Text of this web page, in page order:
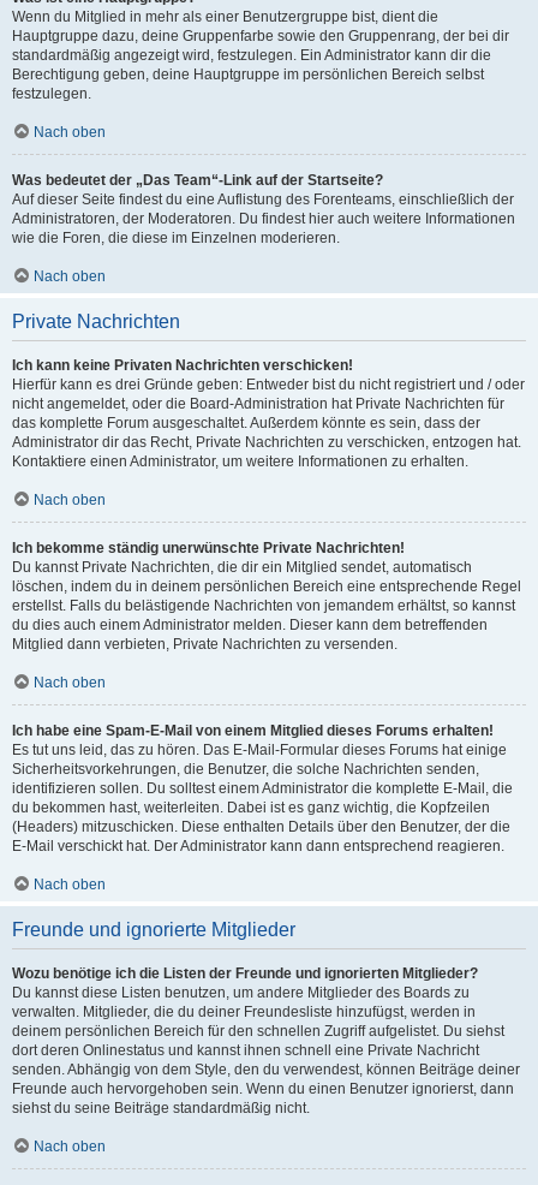
Wenn du Mitglied in mehr als einer Benutzergruppe bist, dient die
Hauptgruppe dazu, deine Gruppenfarbe sowie den Gruppenrang, der bei dir
standardmäßig angezeigt wird, festzulegen. Ein Administrator kann dir die
Berechtigung geben, deine Hauptgruppe im persönlichen Bereich selbst
festzulegen.
Nach oben
Was bedeutet der „Das Team“-Link auf der Startseite?
Auf dieser Seite findest du eine Auflistung des Forenteams, einschließlich der
Administratoren, der Moderatoren. Du findest hier auch weitere Informationen
wie die Foren, die diese im Einzelnen moderieren.
Nach oben
Private Nachrichten
Ich kann keine Privaten Nachrichten verschicken!
Hierfür kann es drei Gründe geben: Entweder bist du nicht registriert und / oder
nicht angemeldet, oder die Board-Administration hat Private Nachrichten für
das komplette Forum ausgeschaltet. Außerdem könnte es sein, dass der
Administrator dir das Recht, Private Nachrichten zu verschicken, entzogen hat.
Kontaktiere einen Administrator, um weitere Informationen zu erhalten.
Nach oben
Ich bekomme ständig unerwünschte Private Nachrichten!
Du kannst Private Nachrichten, die dir ein Mitglied sendet, automatisch
löschen, indem du in deinem persönlichen Bereich eine entsprechende Regel
erstellst. Falls du belästigende Nachrichten von jemandem erhältst, so kannst
du dies auch einem Administrator melden. Dieser kann dem betreffenden
Mitglied dann verbieten, Private Nachrichten zu versenden.
Nach oben
Ich habe eine Spam-E-Mail von einem Mitglied dieses Forums erhalten!
Es tut uns leid, das zu hören. Das E-Mail-Formular dieses Forums hat einige
Sicherheitsvorkehrungen, die Benutzer, die solche Nachrichten senden,
identifizieren sollen. Du solltest einem Administrator die komplette E-Mail, die
du bekommen hast, weiterleiten. Dabei ist es ganz wichtig, die Kopfzeilen
(Headers) mitzuschicken. Diese enthalten Details über den Benutzer, der die
E-Mail verschickt hat. Der Administrator kann dann entsprechend reagieren.
Nach oben
Freunde und ignorierte Mitglieder
Wozu benötige ich die Listen der Freunde und ignorierten Mitglieder?
Du kannst diese Listen benutzen, um andere Mitglieder des Boards zu
verwalten. Mitglieder, die du deiner Freundesliste hinzufügst, werden in
deinem persönlichen Bereich für den schnellen Zugriff aufgelistet. Du siehst
dort deren Onlinestatus und kannst ihnen schnell eine Private Nachricht
senden. Abhängig von dem Style, den du verwendest, können Beiträge deiner
Freunde auch hervorgehoben sein. Wenn du einen Benutzer ignorierst, dann
siehst du seine Beiträge standardmäßig nicht.
Nach oben